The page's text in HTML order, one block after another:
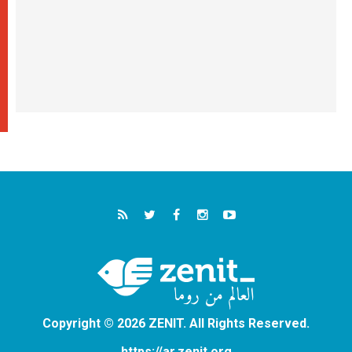
Copyright © 2026 ZENIT. All Rights Reserved.